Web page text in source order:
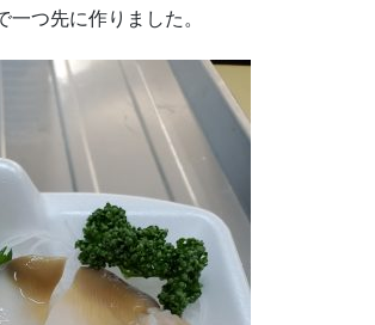
つ先に作りました。